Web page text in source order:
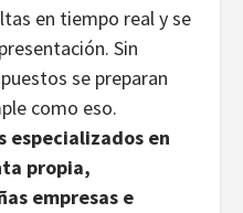
en tiempo real y se
Sin
se preparan
como eso.
especializados en
propia,
empresas e